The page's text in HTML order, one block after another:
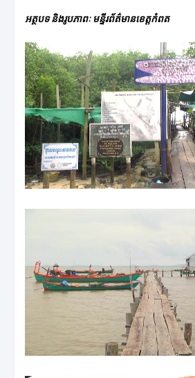
អត្ថបទ និងរូបភាពៈ មន្ទីរព័ត៌មានខេត្តកំពត